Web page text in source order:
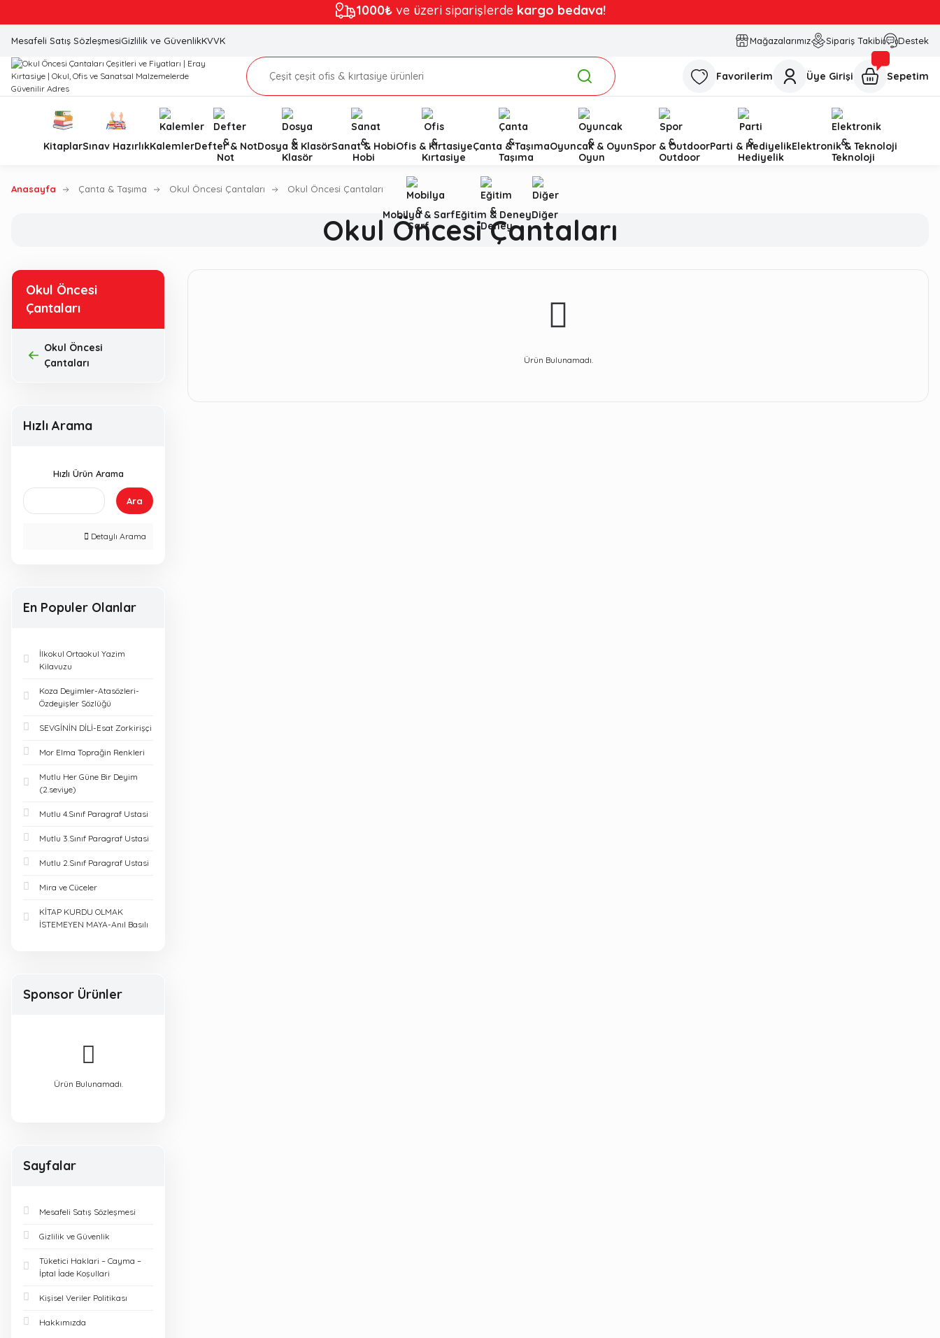
1000₺ve üzeri siparişlerde kargo bedava!
Mesafeli Satış SözleşmesiGizlilik ve GüvenlikKVVK Mağazalarımız Sipariş Takibi Destek
Favorilerim Üye Girişi Sepetim
KitaplarSınav HazırlıkKalemlerDefter & NotDosya & KlasörSanat & HobiOfis & KırtasiyeÇanta & TaşımaOyuncak & OyunSpor & OutdoorParti & HediyelikElektronik & Teknoloji
Mobilya & SarfEğitim & DeneyDiğer
Anasayfa Çanta & Taşıma Okul Öncesi Çantaları Okul Öncesi Çantaları
Okul Öncesi Çantaları
Okul Öncesi
Çantaları
Okul Öncesi
Çantaları
Hızlı Arama
Hızlı Ürün Arama
Ara
Detaylı Arama
En Populer Olanlar
İlkokul Ortaokul Yazim
Kilavuzu
Koza Deyimler-Atasözleri-
Özdeyişler Sözlüğü
SEVGİNİN DİLİ-Esat Zorkirişçi
Mor Elma Toprağin Renkleri
Mutlu Her Güne Bir Deyim
(2.seviye)
Mutlu 4.Sınıf Paragraf Ustasi
Mutlu 3.Sınıf Paragraf Ustasi
Mutlu 2.Sınıf Paragraf Ustasi
Mira ve Cüceler
KİTAP KURDU OLMAK
İSTEMEYEN MAYA-Anıl Basılı
Sponsor Ürünler
Ürün Bulunamadı.
Sayfalar
Mesafeli Satış Sözleşmesi
Gizlilik ve Güvenlik
Tüketici Haklari – Cayma –
İptal İade Koşullari
Kişisel Veriler Politikası
Hakkımızda
Ürün Bulunamadı.